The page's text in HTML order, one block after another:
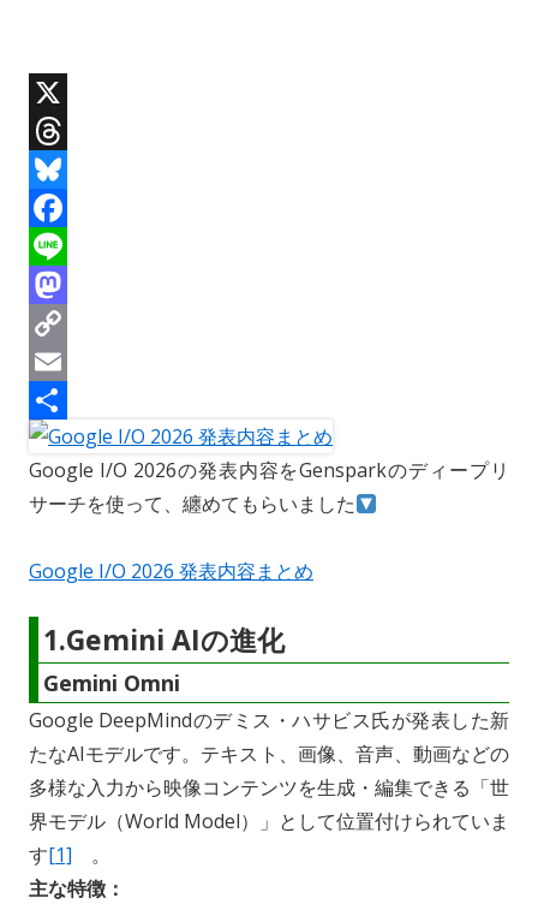
X
T
h
r
e
a
d
s
B
u
e
s
k
y
F
a
c
e
b
o
o
k
L
n
e
M
a
s
t
o
d
C
o
p
y
L
E
m
a
共
有
Google I/O 2026の発表内容をGensparkのディープリ
サーチを使って、纏めてもらいました
Google I/O 2026 発表内容まとめ
1.Gemini AIの進化
Gemini Omni
Google DeepMindのデミス・ハサビス氏が発表した新
たなAIモデルです。テキスト、画像、音声、動画などの
多様な入力から映像コンテンツを生成・編集できる「世
界モデル（World Model）」として位置付けられていま
す[1]
。
主な特徴：